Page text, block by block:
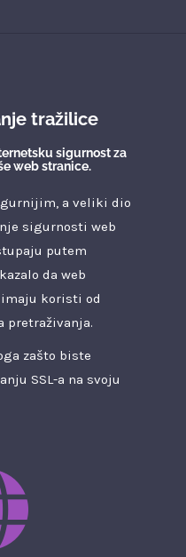
tražilice
sigurnost za
web stranice.
a veliki dio
sigurnosti web
putem
da web
koristi od
pretraživanja.
zašto biste
SSL-a na svoju